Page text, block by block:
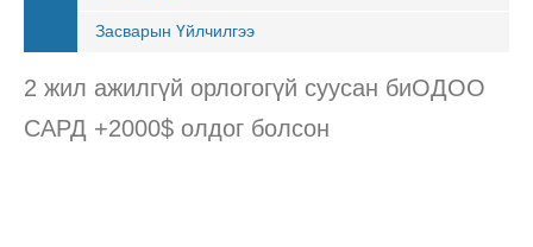
Засварын Үйлчилгээ
2 жил ажилгүй орлогогүй суусан биОДОО
САРД +2000$ олдог болсон